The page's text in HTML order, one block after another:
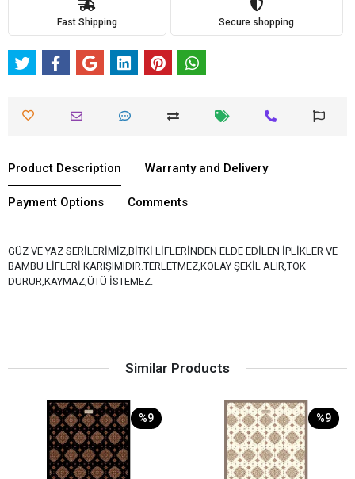
Fast Shipping Secure shopping
Product Description Warranty and Delivery
Payment Options Comments
GÜZ VE YAZ SERİLERİMİZ,BİTKİ LİFLERİNDEN ELDE EDİLEN İPLİKLER VE
BAMBU LİFLERİ KARIŞIMIDIR.TERLETMEZ,KOLAY ŞEKİL ALIR,TOK
DURUR,KAYMAZ,ÜTÜ İSTEMEZ.
Similar Products
%9 %9